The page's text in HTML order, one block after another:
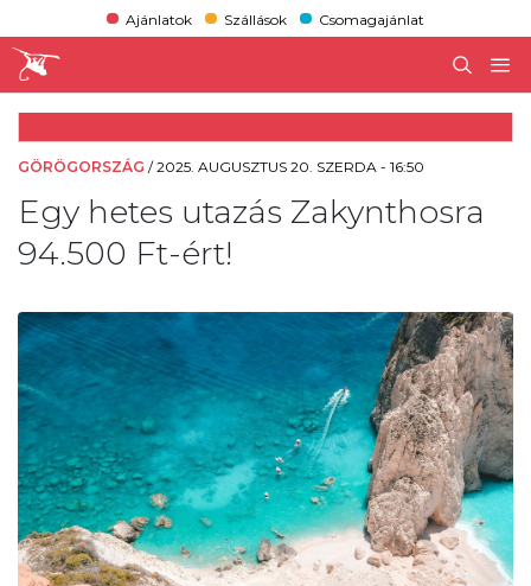
Ajánlatok Szállások Csomagajánlat
GÖRÖGORSZÁG /2025. AUGUSZTUS 20. SZERDA - 16:50
Egy hetes utazás Zakynthosra
94.500 Ft-ért!